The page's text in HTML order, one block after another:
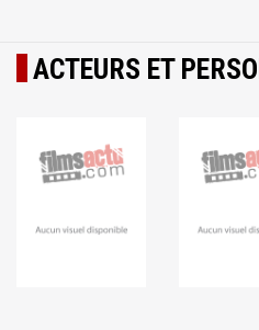
ACTEURS ET